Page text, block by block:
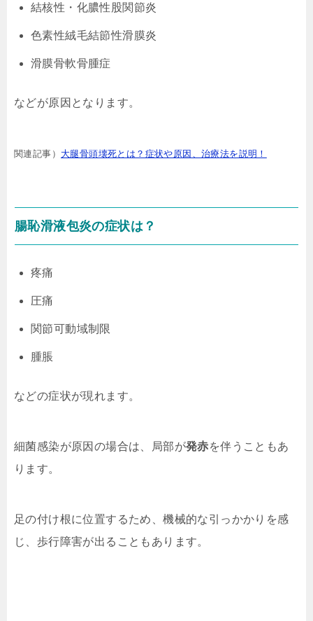
結核性・化膿性股関節炎
色素性絨毛結節性滑膜炎
滑膜骨軟骨腫症
などが原因となります。
関連記事） 大腿骨頭壊死とは？症状や原因、治療法を説明！
腸恥滑液包炎の症状は？
疼痛
圧痛
関節可動域制限
腫脹
などの症状が現れます。
細菌感染が原因の場合は、局部が発赤を伴うこともあ
ります。
足の付け根に位置するため、機械的な引っかかりを感
じ、歩行障害が出ることもあります。